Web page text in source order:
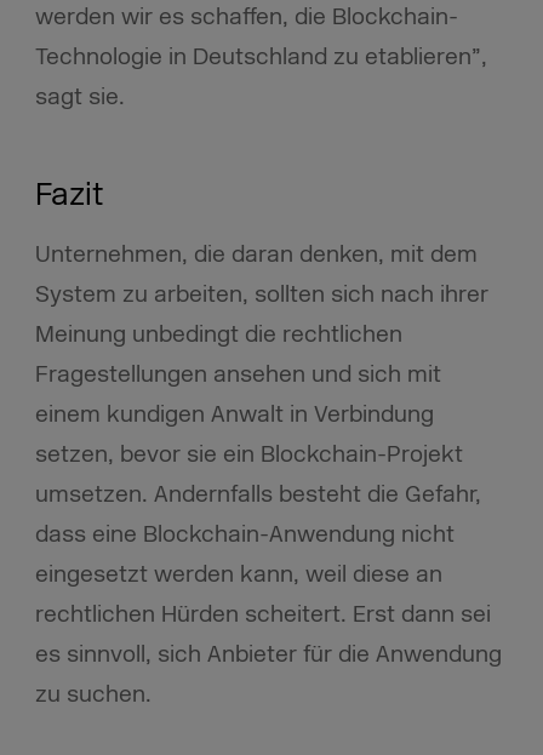
werden wir es schaffen, die Blockchain-
Technologie in Deutschland zu etablieren”,
sagt sie.
Fazit
Unternehmen, die daran denken, mit dem
System zu arbeiten, sollten sich nach ihrer
Meinung unbedingt die rechtlichen
Fragestellungen ansehen und sich mit
einem kundigen Anwalt in Verbindung
setzen, bevor sie ein Blockchain-Projekt
umsetzen. Andernfalls besteht die Gefahr,
dass eine Blockchain-Anwendung nicht
eingesetzt werden kann, weil diese an
rechtlichen Hürden scheitert. Erst dann sei
es sinnvoll, sich Anbieter für die Anwendung
zu suchen.